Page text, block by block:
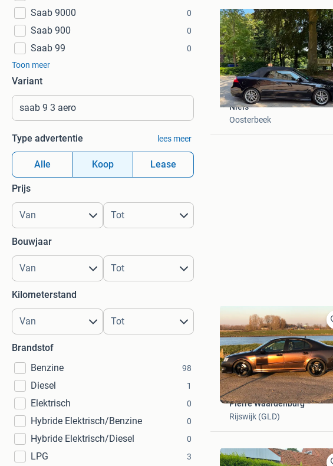
Saab 9000 0
Saab 900 0
Saab 99
0
Toon meer
Variant
Type advertentie lees meer
Alle Koop Lease
Prijs
Bouwjaar
Kilometerstand
Brandstof
Benzine
98
Diesel 1
Elektrisch 0
Hybride Elektrisch/Benzine 0
Hybride Elektrisch/Diesel 0
LPG 3
Niels
Oosterbeek
in
Pierre Waardenburg
Rijswijk (GLD)